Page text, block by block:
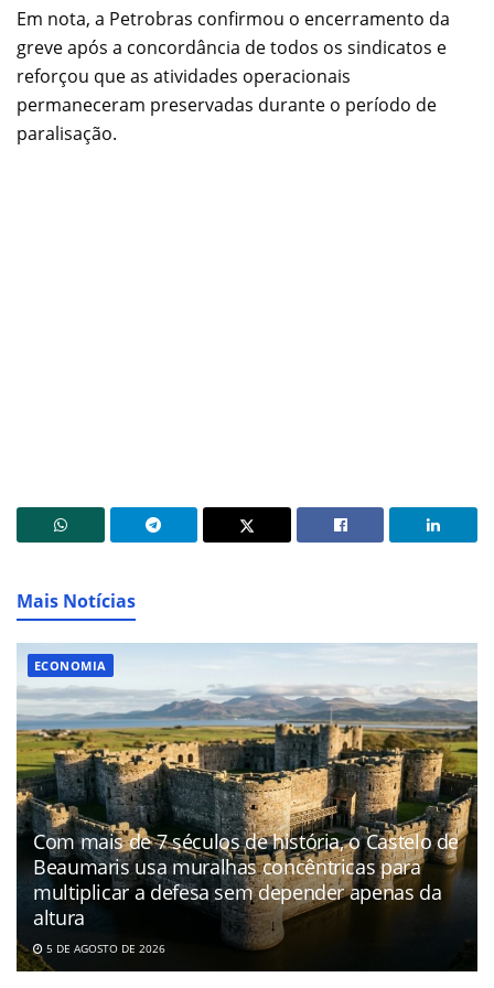
Em nota, a Petrobras confirmou o encerramento da
greve após a concordância de todos os sindicatos e
reforçou que as atividades operacionais
permaneceram preservadas durante o período de
paralisação.
Mais Notícias
ECONOMIA
Com mais de 7 séculos de história, o Castelo de
Beaumaris usa muralhas concêntricas para
multiplicar a defesa sem depender apenas da
altura
5 DE AGOSTO DE 2026